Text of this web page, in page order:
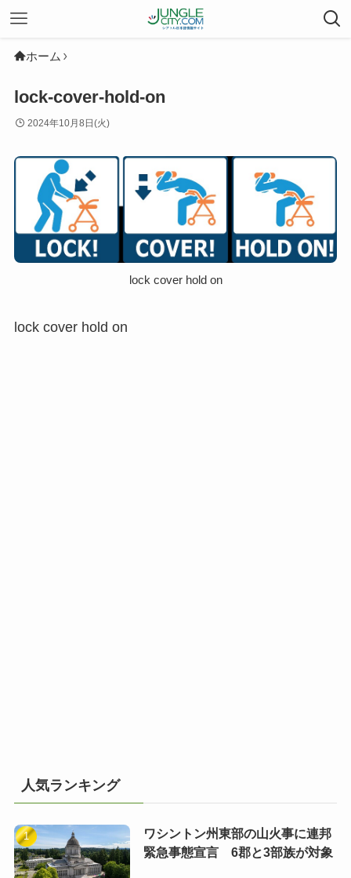
ホーム
lock-cover-hold-on
2024年10月8日(火)
lock cover hold on
lock cover hold on
人気ランキング
ワシントン州東部の山火事に連邦
緊急事態宣言 6郡と3部族が対象